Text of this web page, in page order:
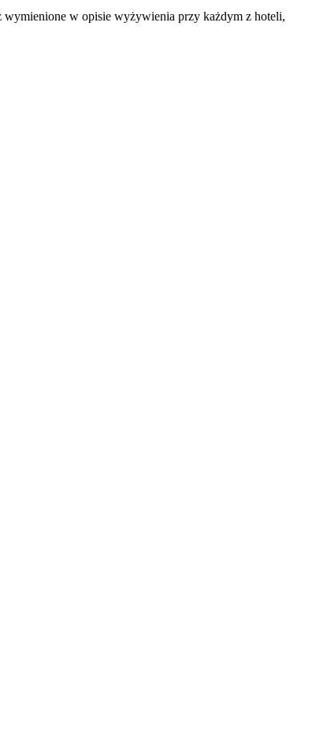
wymienione w opisie wyżywienia przy każdym z hoteli,